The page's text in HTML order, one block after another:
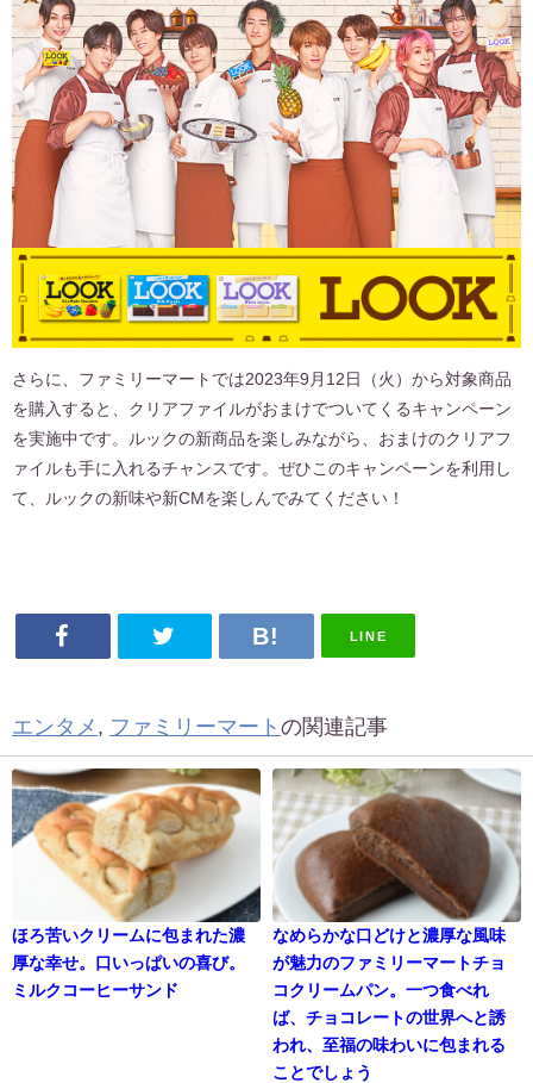
さらに、ファミリーマートでは2023年9月12日（火）から対象商品
を購入すると、クリアファイルがおまけでついてくるキャンペーン
を実施中です。ルックの新商品を楽しみながら、おまけのクリアフ
ァイルも手に入れるチャンスです。ぜひこのキャンペーンを利用し
て、ルックの新味や新CMを楽しんでみてください！
LINE
エンタメ , ファミリーマート の関連記事
ほろ苦いクリームに包まれた濃
厚な幸せ。口いっぱいの喜び。
ミルクコーヒーサンド
なめらかな口どけと濃厚な風味
が魅力のファミリーマートチョ
コクリームパン。一つ食べれ
ば、チョコレートの世界へと誘
われ、至福の味わいに包まれる
ことでしょう